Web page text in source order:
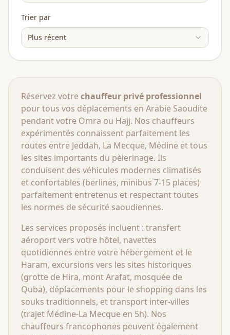
Trier par
Plus récent
Réservez votrechauffeur privé professionnel
pour tous vos déplacements en Arabie Saoudite
pendant votre Omra ou Hajj. Nos chauffeurs
expérimentés connaissent parfaitement les
routes entre Jeddah, La Mecque, Médine et tous
les sites importants du pèlerinage. Ils
conduisent des véhicules modernes climatisés
et confortables (berlines, minibus 7-15 places)
parfaitement entretenus et respectant toutes
les normes de sécurité saoudiennes.
Les services proposés incluent : transfert
aéroport vers votre hôtel, navettes
quotidiennes entre votre hébergement et le
Haram, excursions vers les sites historiques
(grotte de Hira, mont Arafat, mosquée de
Quba), déplacements pour le shopping dans les
souks traditionnels, et transport inter-villes
(trajet Médine-La Mecque en 5h). Nos
chauffeurs francophones peuvent également